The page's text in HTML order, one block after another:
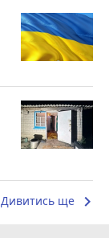
Дивитись ще keyboard_arrow_right